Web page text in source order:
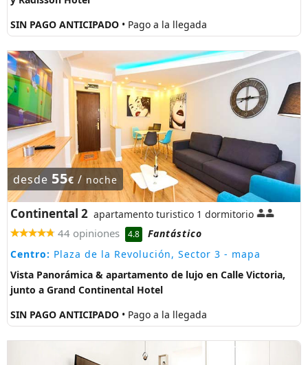
SIN PAGO ANTICIPADO • Pago a la llegada
desde 55€ / noche
Continental 2 apartamento turistico 1 dormitorio
44 opiniones 4.8
Fantástico
Centro: Plaza de la Revolución, Sector 3 - mapa
Vista Panorámica & apartamento de lujo en Calle Victoria,
junto a Grand Continental Hotel
SIN PAGO ANTICIPADO • Pago a la llegada